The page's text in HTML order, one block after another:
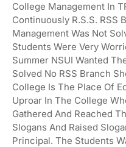
College Management In
Continuously R.s.s. RSS
Management Was Not
Students Were Very
Summer NSUI Wanted
Solved No RSS Branch
College Is The Place Of
Uproar In The College
Gathered And Reached
Slogans And Raised
Principal. The Students